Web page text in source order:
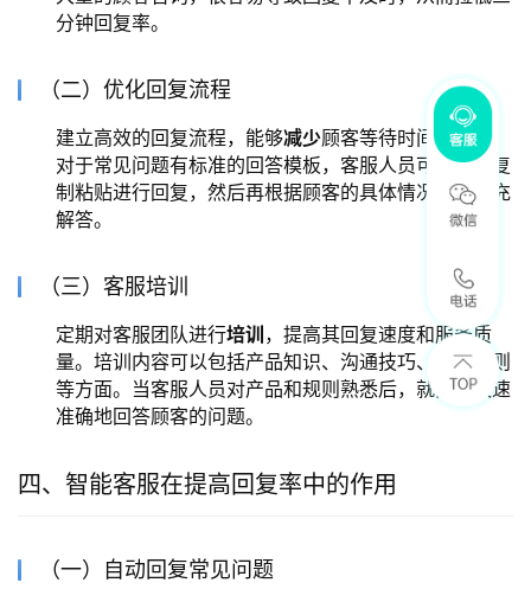
分钟回复率。
（二）优化回复流程
建立高效的回复流程，能够减少顾客等待时间。例如，
对于常见问题有标准的回答模板，客服人员可以快速复
制粘贴进行回复，然后再根据顾客的具体情况进行补充
解答。
（三）客服培训
定期对客服团队进行培训，提高其回复速度和服务质
量。培训内容可以包括产品知识、沟通技巧、平台规则
等方面。当客服人员对产品和规则熟悉后，就能更快速
准确地回答顾客的问题。
四、智能客服在提高回复率中的作用
（一）自动回复常见问题